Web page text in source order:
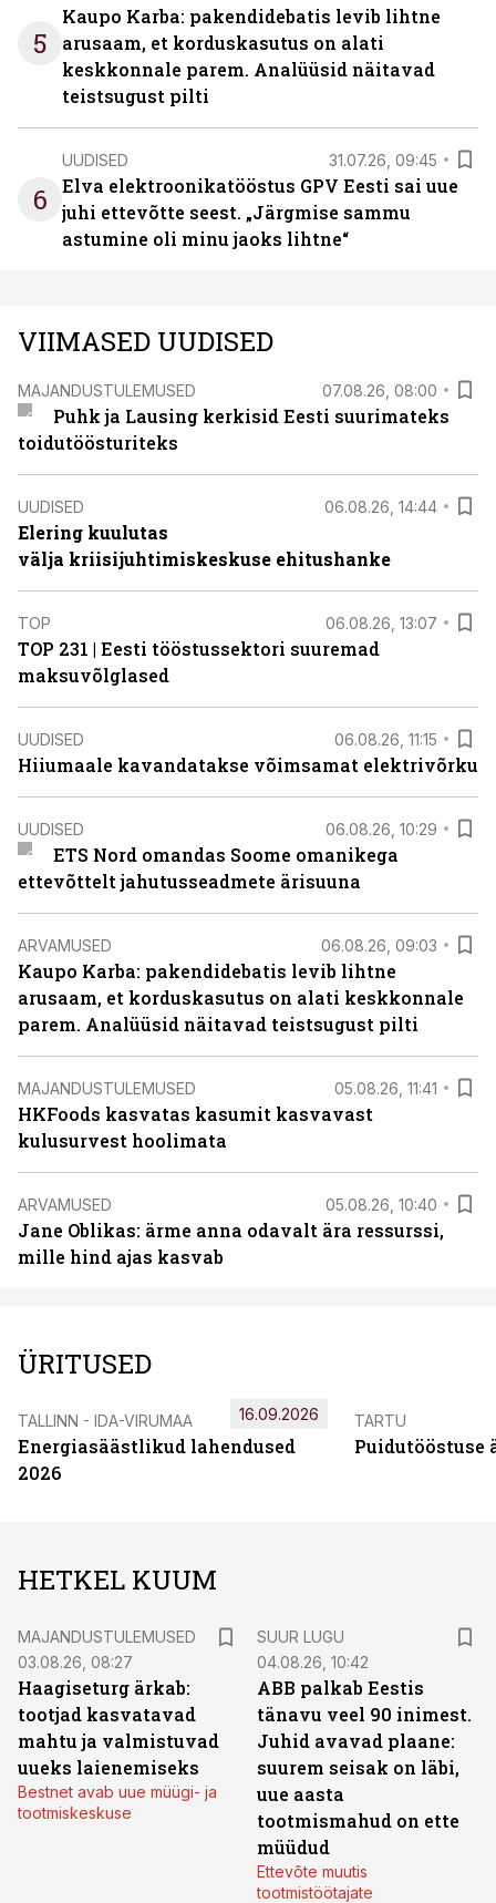
5
Kaupo Karba: pakendidebatis levib lihtne
arusaam, et korduskasutus on alati
keskkonnale parem. Analüüsid näitavad
teistsugust pilti
6
UUDISED 31.07.26, 09:45
Elva elektroonikatööstus GPV Eesti sai uue
juhi ettevõtte seest. „Järgmise sammu
astumine oli minu jaoks lihtne“
VIIMASED UUDISED
MAJANDUSTULEMUSED 07.08.26, 08:00
Puhk ja Lausing kerkisid Eesti suurimateks
toidutöösturiteks
UUDISED 06.08.26, 14:44
Elering kuulutas
välja kriisijuhtimiskeskuse ehitushanke
TOP 06.08.26, 13:07
TOP 231 | Eesti tööstussektori suuremad
maksuvõlglased
UUDISED 06.08.26, 11:15
Hiiumaale kavandatakse võimsamat elektrivõrku
UUDISED 06.08.26, 10:29
ETS Nord omandas Soome omanikega
ettevõttelt jahutusseadmete ärisuuna
ARVAMUSED 06.08.26, 09:03
Kaupo Karba: pakendidebatis levib lihtne
arusaam, et korduskasutus on alati keskkonnale
parem. Analüüsid näitavad teistsugust pilti
MAJANDUSTULEMUSED 05.08.26, 11:41
HKFoods kasvatas kasumit kasvavast
kulusurvest hoolimata
ARVAMUSED 05.08.26, 10:40
Jane Oblikas: ärme anna odavalt ära ressurssi,
mille hind ajas kasvab
ÜRITUSED
TALLINN - IDA-VIRUMAA
Energiasäästlikud lahendused
2026
16.09.2026 TARTU
Puidutööstuse
HETKEL KUUM
MAJANDUSTULEMUSED
03.08.26, 08:27
Haagiseturg ärkab:
tootjad kasvatavad
mahtu ja valmistuvad
uueks laienemiseks
Bestnet avab uue müügi- ja
tootmiskeskuse
SUUR LUGU
04.08.26, 10:42
ABB palkab Eestis
tänavu veel 90 inimest.
Juhid avavad plaane:
suurem seisak on läbi,
uue aasta
tootmismahud on ette
müüdud
Ettevõte muutis
tootmistöötajate